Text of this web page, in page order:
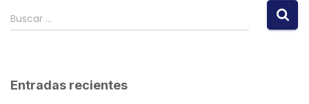
Buscar …
Entradas recientes